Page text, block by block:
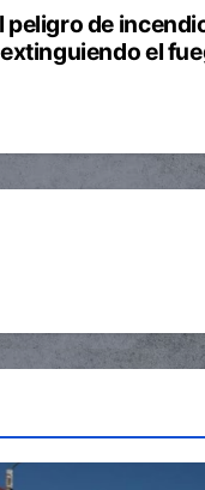
peligro de
el